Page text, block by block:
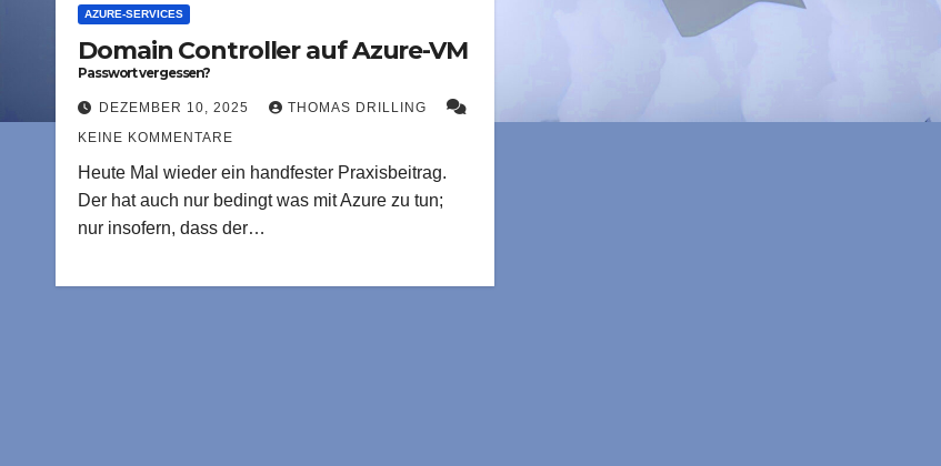
AZURE-SERVICES
Domain Controller auf Azure-VM
Passwort vergessen?
DEZEMBER 10, 2025
THOMAS DRILLING
KEINE KOMMENTARE
Heute Mal wieder ein handfester Praxisbeitrag.
Der hat auch nur bedingt was mit Azure zu tun;
nur insofern, dass der…